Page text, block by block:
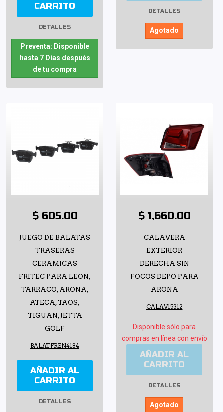
CARRITO
DETALLES
Preventa: Disponible
hasta 7 Días después
de tu compra
DETALLES
Agotado
$ 605.00
JUEGO DE BALATAS
TRASERAS
CERAMICAS
FRITEC PARA LEON,
TARRACO, ARONA,
ATECA, TAOS,
TIGUAN, JETTA
GOLF
BALATFREN4184
AÑADIR AL
CARRITO
DETALLES
$ 1,660.00
CALAVERA
EXTERIOR
DERECHA SIN
FOCOS DEPO PARA
ARONA
CALAV15312
Disponible sólo para
compras en línea con envío
AÑADIR AL
CARRITO
DETALLES
Agotado